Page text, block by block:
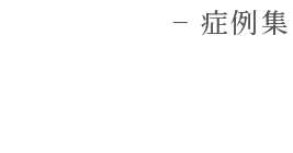
− 症例